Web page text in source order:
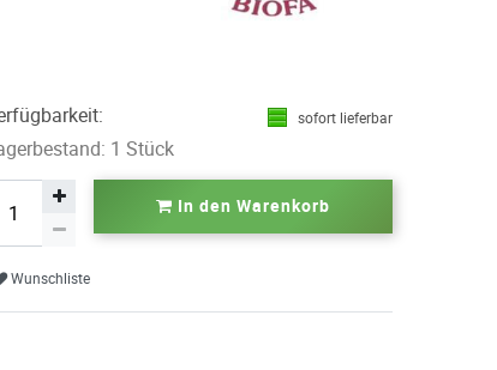
sofort lieferbar
1 Stück
In den Warenkorb
Wunschliste